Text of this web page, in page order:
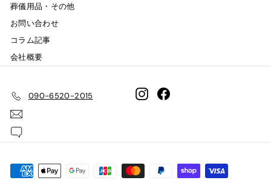
葬儀用品・その他
お問い合わせ
コラム記事
会社概要
090-6520-2015 InstagramFacebook